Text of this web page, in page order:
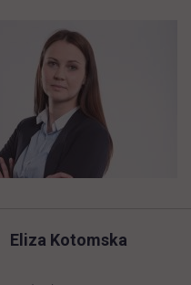
Eliza Kotomska